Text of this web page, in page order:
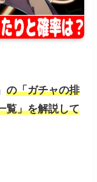
の「ガチャの排
覧」を解説して